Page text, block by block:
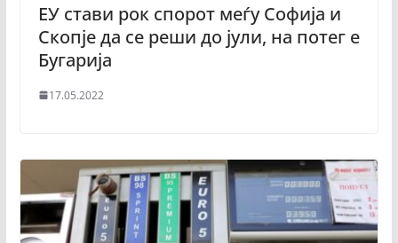
ЕУ стави рок спорот меѓу Софија и
Скопје да се реши до јули, на потег е
Бугарија
17.05.2022